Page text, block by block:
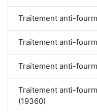
Traitement anti-
Traitement anti-
Traitement anti-
Traitement anti-
(19360)